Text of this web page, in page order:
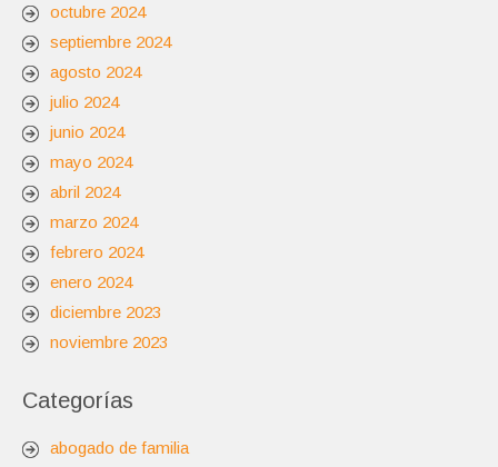
octubre 2024
septiembre 2024
agosto 2024
julio 2024
junio 2024
mayo 2024
abril 2024
marzo 2024
febrero 2024
enero 2024
diciembre 2023
noviembre 2023
Categorías
abogado de familia